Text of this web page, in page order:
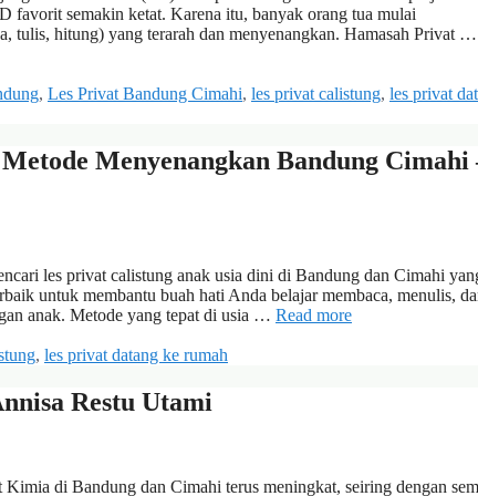
favorit semakin ketat. Karena itu, banyak orang tua mulai
tulis, hitung) yang terarah dan menyenangkan. Hamasah Privat …
, Les Privat Bandung Cimahi, les privat calistung, les privat
Menyenangkan Bandung Cimahi
les privat calistung anak usia dini di Bandung dan Cimahi
untuk membantu buah hati Anda belajar membaca, menulis,
anak. Metode yang tepat di usia … Read more
, les privat datang ke rumah
Restu Utami
di Bandung dan Cimahi terus meningkat, seiring dengan